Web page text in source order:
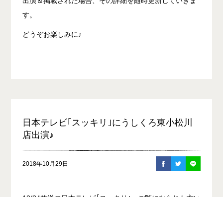
す。
どうぞお楽しみに♪
日本テレビ｢スッキリ｣にうしくろ東小松川
店出演♪
2018年10月29日